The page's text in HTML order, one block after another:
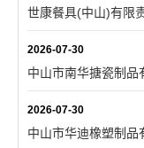
世康餐具(中山)有限
2026-07-30
中山市南华搪瓷制
2026-07-30
中山市华迪橡塑制